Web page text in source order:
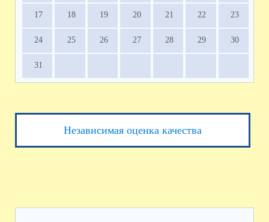
17 18 19 20 21 22 23
24 25 26 27 28 29 30
31
Независимая оценка качества